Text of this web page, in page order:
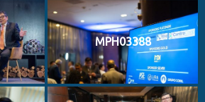
MPH03388